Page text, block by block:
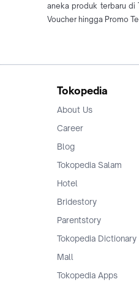
aneka produk terbaru di
Voucher hingga Promo
Tokopedia
About Us
Career
Blog
Tokopedia Salam
Hotel
Bridestory
Parentstory
Tokopedia Dictionary
Mall
Tokopedia Apps